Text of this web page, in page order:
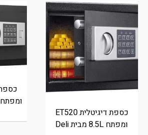
כספת דיגיטלית ET520
ומפתח 8.5L מבית Deli
ומפתח 24 ליטר מבית Deli